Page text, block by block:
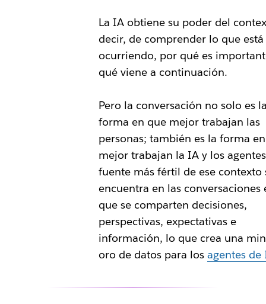
La IA obtiene su poder del
decir, de comprender lo que está
ocurriendo, por qué es
qué viene a continuación.
Pero la conversación no solo es
forma en que mejor trabajan las
personas; también es la forma
mejor trabajan la IA y los
fuente más fértil de ese contexto
encuentra en las conversaciones
que se comparten decisiones,
perspectivas, expectativas e
información, lo que crea una
oro de datos para los agentes de